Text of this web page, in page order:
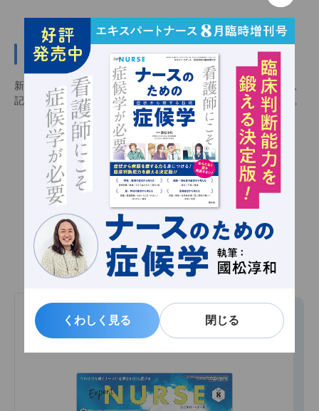
くわしく見る 閉じる
くわしく見る 閉じる
新規会員登録（無料）
新規会員登録（無料）をすると会員限定記事を閲覧できるほか、
記事をお気に入りに追加し、いつでも見返せるようになります。
会員限定記事 お気に入り機能 メルマガ配信
新規会員登録（無料）
エキスパートナース最新号